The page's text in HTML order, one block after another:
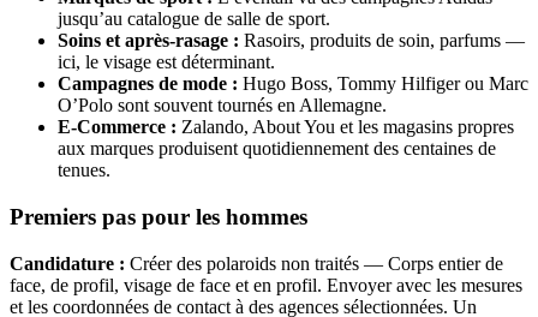
jusqu’au catalogue de salle de sport.
Soins et après-rasage : Rasoirs, produits de soin, parfums —
ici, le visage est déterminant.
Campagnes de mode : Hugo Boss, Tommy Hilfiger ou Marc
O’Polo sont souvent tournés en Allemagne.
E-Commerce : Zalando, About You et les magasins propres
aux marques produisent quotidiennement des centaines de
tenues.
Premiers pas pour les hommes
Candidature : Créer des polaroids non traités — Corps entier de
face, de profil, visage de face et en profil. Envoyer avec les mesures
et les coordonnées de contact à des agences sélectionnées. Un